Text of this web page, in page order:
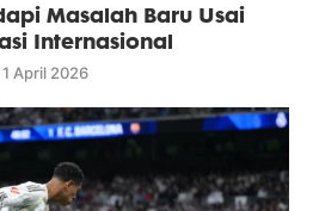
Masalah Baru Usai
Internasional
1 April 2026